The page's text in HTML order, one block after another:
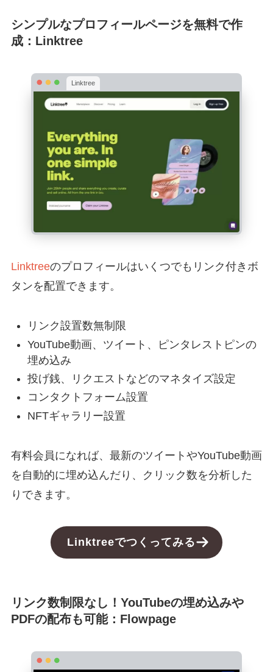
シンプルなプロフィールページを無料で作
成：Linktree
Linktree
Linktreeのプロフィールはいくつでもリンク付きボ
タンを配置できます。
リンク設置数無制限
YouTube動画、ツイート、ピンタレストピンの
埋め込み
投げ銭、リクエストなどのマネタイズ設定
コンタクトフォーム設置
NFTギャラリー設置
有料会員になれば、最新のツイートやYouTube動画
を自動的に埋め込んだり、クリック数を分析した
りできます。
Linktreeでつくってみる
リンク数制限なし！YouTubeの埋め込みや
PDFの配布も可能：Flowpage